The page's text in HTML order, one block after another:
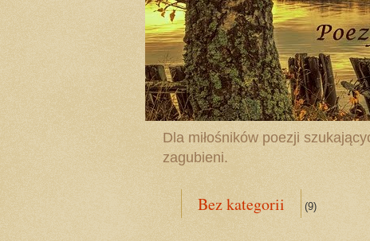
Dla miłośników poezji
zagubieni.
Bez kategorii (9)